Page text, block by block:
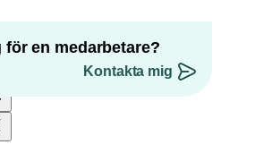
en medarbetare?
Kontakta mig
fält